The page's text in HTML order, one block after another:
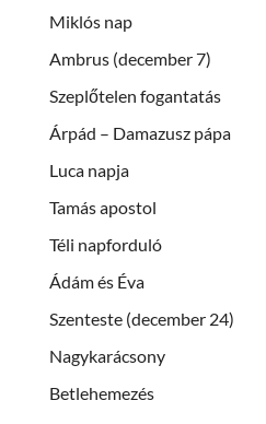
Miklós nap
Ambrus (december 7)
Szeplőtelen fogantatás
Árpád – Damazusz pápa
Luca napja
Tamás apostol
Téli napforduló
Ádám és Éva
Szenteste (december 24)
Nagykarácsony
Betlehemezés